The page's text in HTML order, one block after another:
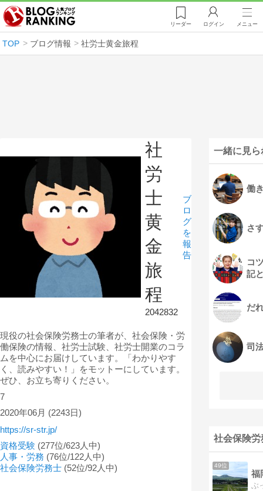
リーダー ログイン メニュー
TOP ブログ情報 社労士黄金旅程
社
労
士
黄
金
旅
程
2042832
ブ
ロ
グ
を
報
告
現役の社会保険労務士の筆者が、社会保険・労
働保険の情報、社労士試験、社労士開業のコラ
ムを中心にお届けしています。「わかりやす
く、読みやすい！」をモットーにしています。
ぜひ、お立ち寄りください。
7
2020年06月 (2243日)
https://sr-str.jp/
資格受験 (277位/623人中)
人事・労務 (76位/122人中)
社会保険労務士 (52位/92人中)
一緒に見
働
さ
コ
記
だ
司
社会保険
49位
福